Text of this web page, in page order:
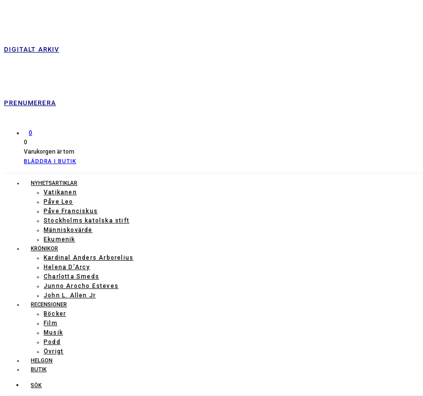
DIGITALT ARKIV
PRENUMERERA
0
0
Varukorgen är tom
BLÄDDRA I BUTIK
NYHETSARTIKLAR
Vatikanen
Påve Leo
Påve Franciskus
Stockholms katolska stift
Människovärde
Ekumenik
KRÖNIKOR
Kardinal Anders Arborelius
Helena D’Arcy
Charlotta Smeds
Junno Arocho Esteves
John L. Allen Jr
RECENSIONER
Böcker
Film
Musik
Podd
Övrigt
HELGON
BUTIK
SÖK